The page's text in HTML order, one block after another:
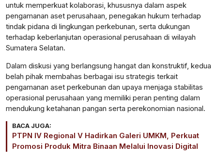
untuk memperkuat kolaborasi, khususnya dalam aspek
pengamanan aset perusahaan, penegakan hukum terhadap
tindak pidana di lingkungan perkebunan, serta dukungan
terhadap keberlanjutan operasional perusahaan di wilayah
Sumatera Selatan.
Dalam diskusi yang berlangsung hangat dan konstruktif, kedua
belah pihak membahas berbagai isu strategis terkait
pengamanan aset perkebunan dan upaya menjaga stabilitas
operasional perusahaan yang memiliki peran penting dalam
mendukung ketahanan pangan serta perekonomian nasional.
BACA JUGA:
PTPN IV Regional V Hadirkan Galeri UMKM, Perkuat
Promosi Produk Mitra Binaan Melalui Inovasi Digital